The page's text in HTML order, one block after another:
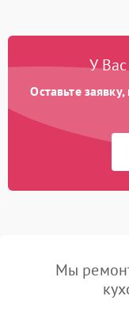
У
Оставьте
Мы